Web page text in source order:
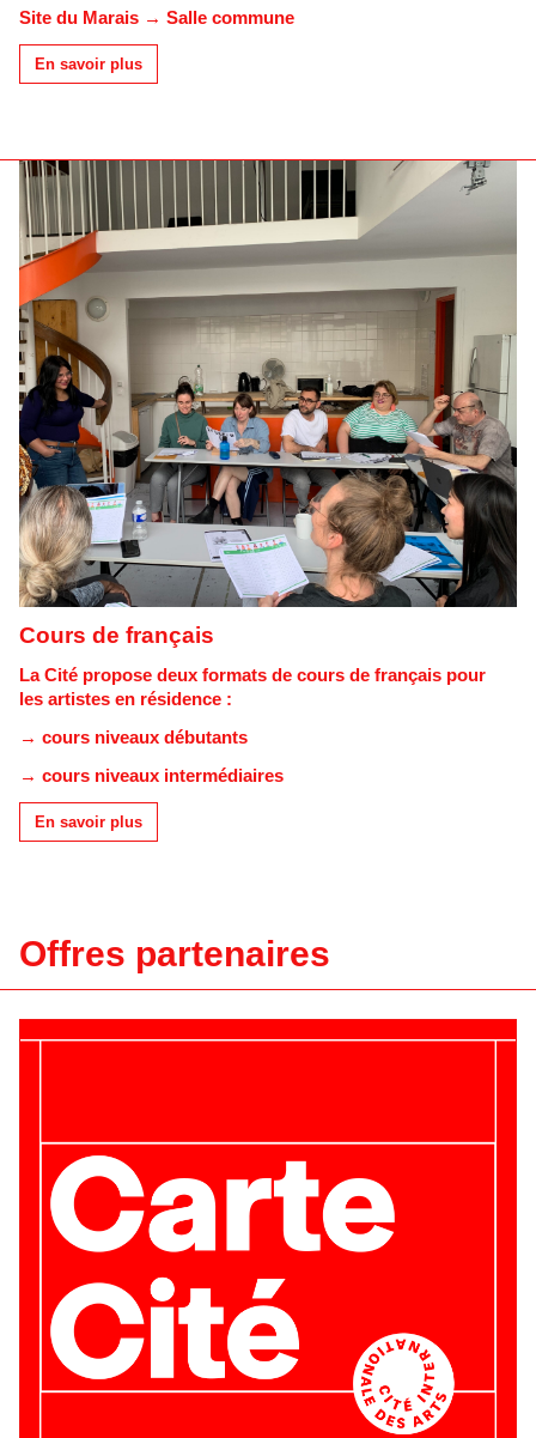
Site du Marais → Salle commune
En savoir plus
Cours de français
La Cité propose deux formats de cours de français pour
les artistes en résidence :
→ cours niveaux débutants
→ cours niveaux intermédiaires
En savoir plus
Offres partenaires